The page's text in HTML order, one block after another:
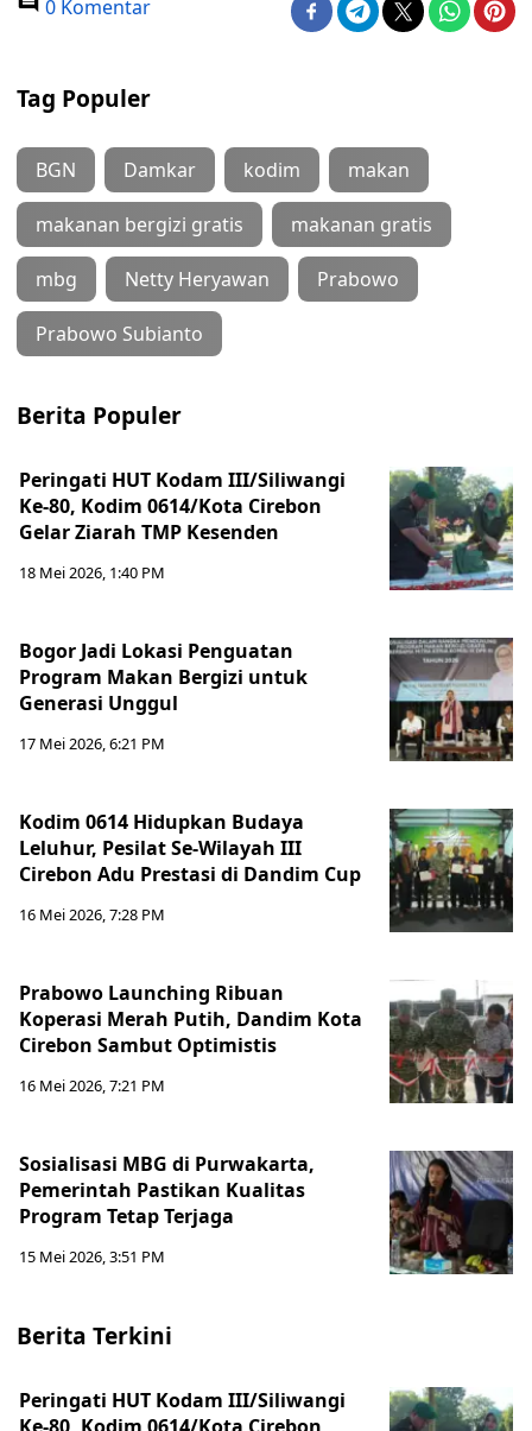
0 Komentar
Tag Populer
BGN Damkar kodim makan
makanan bergizi gratis makanan gratis
mbg Netty Heryawan Prabowo
Prabowo Subianto
Berita Populer
Peringati HUT Kodam III/Siliwangi
Ke-80, Kodim 0614/Kota Cirebon
Gelar Ziarah TMP Kesenden
18 Mei 2026, 1:40 PM
Bogor Jadi Lokasi Penguatan
Program Makan Bergizi untuk
Generasi Unggul
17 Mei 2026, 6:21 PM
Kodim 0614 Hidupkan Budaya
Leluhur, Pesilat Se-Wilayah III
Cirebon Adu Prestasi di Dandim Cup
16 Mei 2026, 7:28 PM
Prabowo Launching Ribuan
Koperasi Merah Putih, Dandim Kota
Cirebon Sambut Optimistis
16 Mei 2026, 7:21 PM
Sosialisasi MBG di Purwakarta,
Pemerintah Pastikan Kualitas
Program Tetap Terjaga
15 Mei 2026, 3:51 PM
Berita Terkini
Peringati HUT Kodam III/Siliwangi